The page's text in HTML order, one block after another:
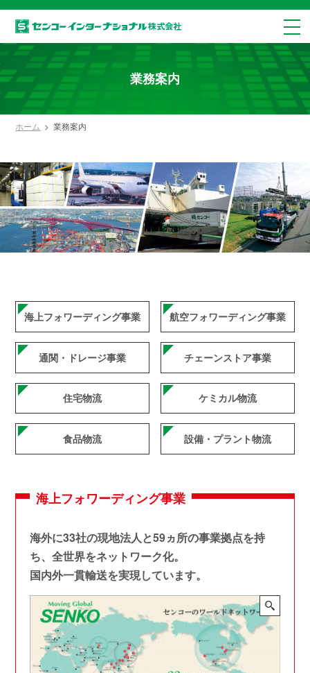
業務案内
ホーム 業務案内
海上フォワーディング事業 航空フォワーディング事業
通関・ドレージ事業 チェーンストア事業
住宅物流 ケミカル物流
食品物流 設備・プラント物流
海上フォワーディング事業
海外に33社の現地法人と59ヵ所の事業拠点を持
ち、全世界をネットワーク化。
国内外一貫輸送を実現しています。